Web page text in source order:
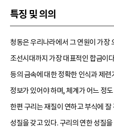
특징 및 의의
청동은 우리나라에서 그 연원이 가장
조선시대까지 가장 대표적인 합금이
등의 금속에 대한 정확한 인식과 제
정보가 있어야 하며, 체계가 어느 정
한편 구리는 재질이 연하고 부식에
성질을 갖고 있다. 구리의 연한 성질